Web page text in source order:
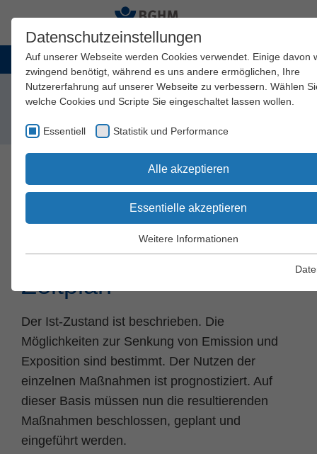
Startseite
Arbeitssicherheit und Gesundheitsschutz
Schriften und Regelwerk
DGUV Informationen
mit Prioritätenliste und Zeitplan
Erstellung eines
mit Prioritätenliste und
Zeitplan
Der Ist-Zustand ist beschrieben. Die
Möglichkeiten zur Senkung von Emission und
Exposition sind bestimmt. Der Nutzen der
einzelnen Maßnahmen ist prognostiziert. Auf
dieser Basis müssen nun die resultierenden
Maßnahmen beschlossen, geplant und
eingeführt werden.
Datenschutzeinstellungen
Auf unserer Webseite werden Cookies verwendet. Einige davon
zwingend benötigt, während es uns andere ermöglichen, Ihre
Nutzererfahrung auf unserer Webseite zu verbessern. Wählen
welche Cookies und Scripte Sie eingeschaltet lassen wollen.
Essentiell Statistik und Performance
Alle akzeptieren
Essentielle akzeptieren
Essentielle Cookies werden für grundlegende Funktionen der
einwandfrei funktioniert.
Name fe_typo_user
Anbieter TYPO3
Laufzeit Session
Dieses Cookie ist ein Standard-Session-
von TYPO3. Es speichert im Falle eines
Benutzer-Logins die Session ID mithilfe
Cookie-Informationen
Statistik und Performance
Weitere Informationen